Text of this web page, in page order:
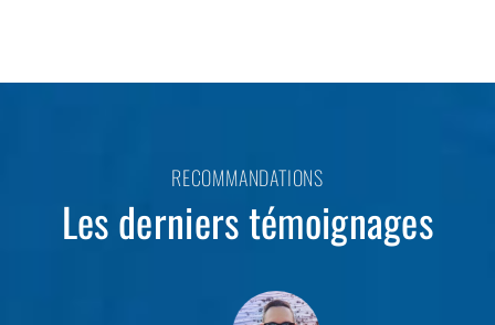
RECOMMANDATIONS
Les derniers témoignages